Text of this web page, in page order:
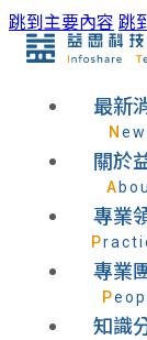
跳到主要內容 跳
最新
關於
專業
專業
知識